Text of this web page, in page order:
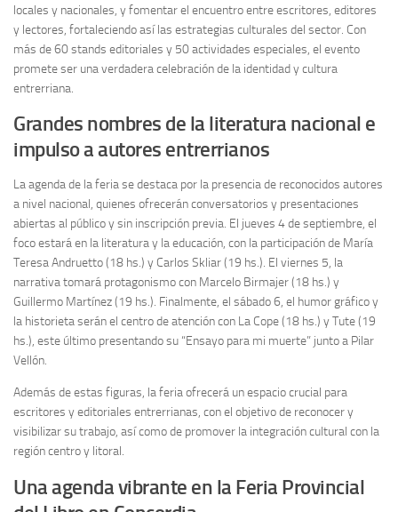
locales y nacionales, y fomentar el encuentro entre escritores, editores
y lectores, fortaleciendo así las estrategias culturales del sector. Con
más de 60 stands editoriales y 50 actividades especiales, el evento
promete ser una verdadera celebración de la identidad y cultura
entrerriana.
Grandes nombres de la literatura nacional e
impulso a autores entrerrianos
La agenda de la feria se destaca por la presencia de reconocidos autores
a nivel nacional, quienes ofrecerán conversatorios y presentaciones
abiertas al público y sin inscripción previa. El jueves 4 de septiembre, el
foco estará en la literatura y la educación, con la participación de María
Teresa Andruetto (18 hs.) y Carlos Skliar (19 hs.). El viernes 5, la
narrativa tomará protagonismo con Marcelo Birmajer (18 hs.) y
Guillermo Martínez (19 hs.). Finalmente, el sábado 6, el humor gráfico y
la historieta serán el centro de atención con La Cope (18 hs.) y Tute (19
hs.), este último presentando su “Ensayo para mi muerte” junto a Pilar
Vellón.
Además de estas figuras, la feria ofrecerá un espacio crucial para
escritores y editoriales entrerrianas, con el objetivo de reconocer y
visibilizar su trabajo, así como de promover la integración cultural con la
región centro y litoral.
Una agenda vibrante en la Feria Provincial